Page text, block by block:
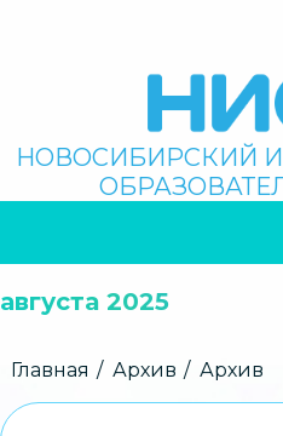
Поиск
НОВОСИБИРСКИЙ
НАВИГАЦИЯ
августа 2025
Строка
Главная Архив Архив